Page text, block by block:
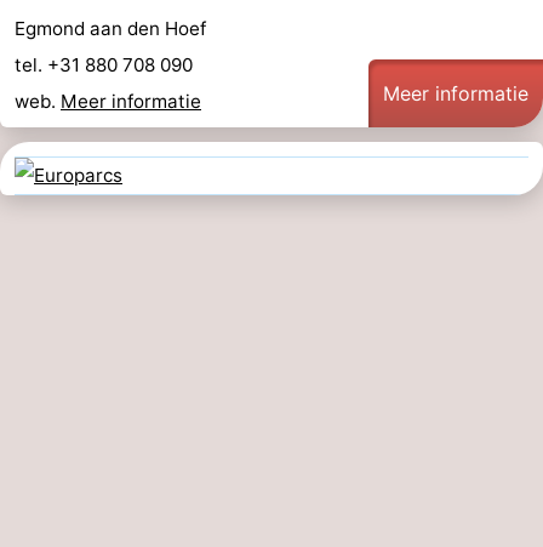
Egmond aan den Hoef
tel. +31 880 708 090
web. Meer informatie Meer informatie